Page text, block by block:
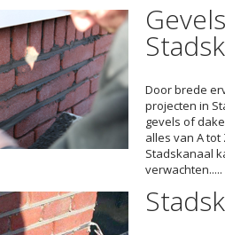
Door brede
projecten in
gevels of
alles van A tot
Stadskanaal
verwachten.....